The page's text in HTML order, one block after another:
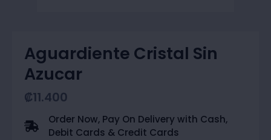
Aguardiente Cristal Sin
Azucar
₡11.400
Order Now, Pay On Delivery with Cash,
Debit Cards & Credit Cards